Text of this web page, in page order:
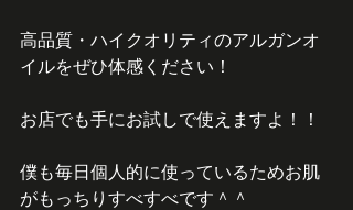
高品質・ハイクオリティのアルガンオ
イルをぜひ体感ください！
お店でも手にお試しで使えますよ！！
僕も毎日個人的に使っているためお肌
がもっちりすべすべです＾＾